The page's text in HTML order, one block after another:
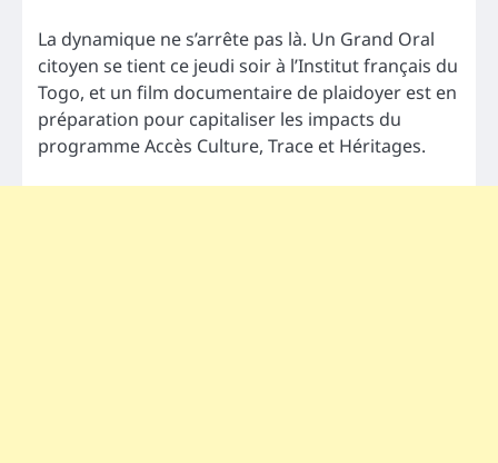
La dynamique ne s’arrête pas là. Un Grand Oral
citoyen se tient ce jeudi soir à l’Institut français du
Togo, et un film documentaire de plaidoyer est en
préparation pour capitaliser les impacts du
programme Accès Culture, Trace et Héritages.